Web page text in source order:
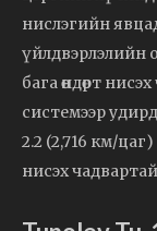
нислэгийн
үйлдвэрлэлийн
бага өндөрт
системээр
2.2 (2,716 км/цаг)
нисэх